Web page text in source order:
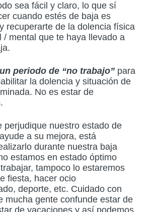
sea fácil y claro, lo que sí
cuando estés de baja es
recuperarte de la dolencia física
/ mental que te haya llevado a
un periodo de “no trabajo” para
la dolencia y situación de
No es estar de
perjudique nuestro estado de
a su mejora, está
durante nuestra baja
estamos en estado óptimo
tampoco lo estaremos
fiesta, hacer ocio
deporte, etc. Cuidado con
mucha gente confunde estar de